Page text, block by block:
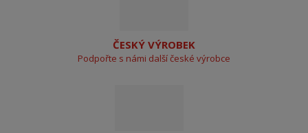
ČESKÝ VÝROBEK
Podpořte s námi další české výrobce